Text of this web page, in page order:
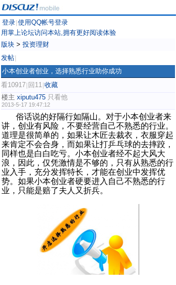
登录 使用QQ帐号登录
用掌上论坛访问本站,拥有更好阅读体验
版块 > 投资理财
发帖
小本创业者创业，选择熟悉行业助你成功
看10917 回11 收藏
楼主 xiputu475 只看他
2013-5-17 19:47:12
俗话说的好隔行如隔山。对于小本创业者来
讲，创业有风险，不要经营自己不熟悉的行业。
道理是很简单的，如果让木匠去裁衣，衣服穿起
来肯定不会合身，而如果让打乒乓球的去摔跤，
同样也是白白吃亏。小本创业者经不起大风大
浪，因此，仅凭激情是不够的，只有从熟悉的行
业入手，充分发挥特长，才能在创业中发挥优
势。如果小本创业者硬要进入自己不熟悉的行
业，只能是赔了夫人又折兵。